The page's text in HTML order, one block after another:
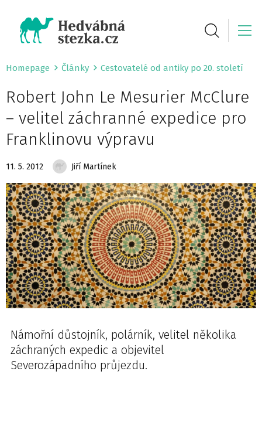
Homepage Články Cestovatelé od antiky po 20. století
Robert John Le Mesurier McClure
– velitel záchranné expedice pro
Franklinovu výpravu
11. 5. 2012 Jiří Martínek
Námořní důstojník, polárník, velitel několika
záchraných expedic a objevitel
Severozápadního průjezdu.